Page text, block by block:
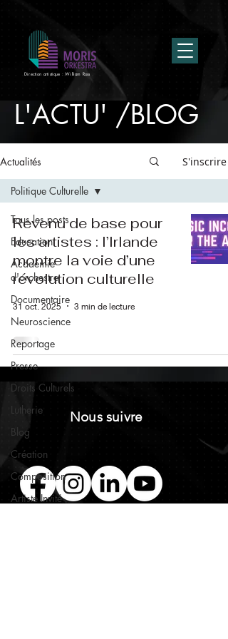
Direction artistique : William Ross
L'ACTU' /BLOG
Actualités S'inscrire
Tous les posts
Education
Académie
d'orchestre
Documentaire
Neuroscience
Reportage
Presse
Droits Culturels
Lutherie
Blog
Création
Composition
Artiste Invité
Politique Culturelle
Revenu de base pour
les artistes : l’Irlande
montre la voie d’une
révolution culturelle
31 oct. 2025 3 min de lecture
Nous suivre